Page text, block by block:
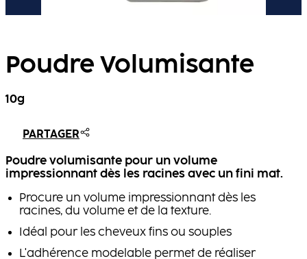
Poudre Volumisante
10g
PARTAGER
Poudre volumisante pour un volume
impressionnant dès les racines avec un fini mat.
Procure un volume impressionnant dès les
racines, du volume et de la texture.
Idéal pour les cheveux fins ou souples
L'adhérence modelable permet de réaliser